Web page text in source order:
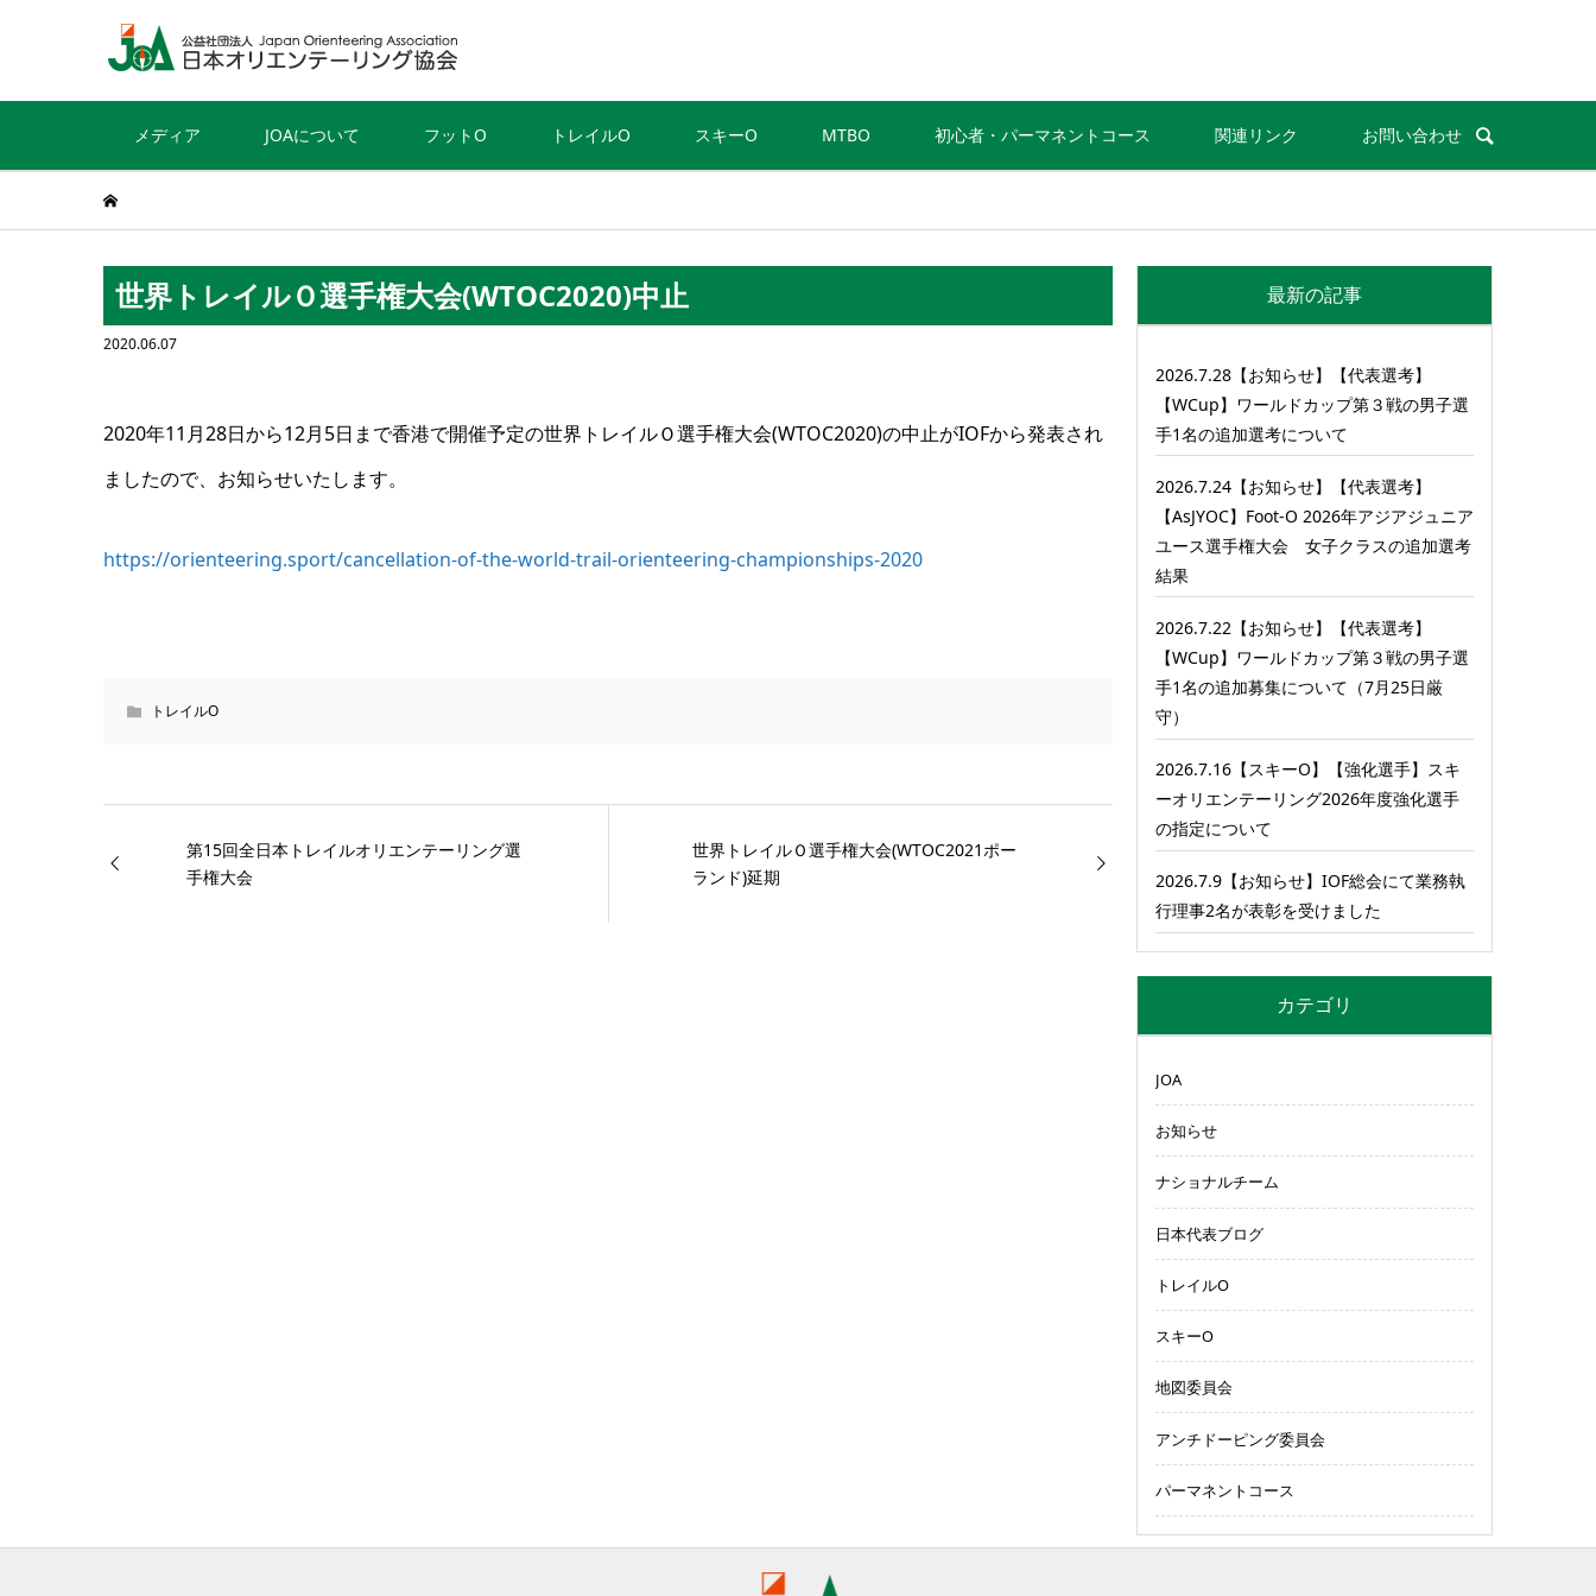
メディア JOAについて フットO トレイルO スキーO MTBO 初心者・パーマネントコース 関連リンク お問い合わせ
世界トレイルＯ選手権大会(WTOC2020)中止
2020.06.07
2020年11月28日から12月5日まで香港で開催予定の世界トレイルＯ選手権大会(WTOC2020)の中止がIOFから発表され
ましたので、お知らせいたします。
https://orienteering.sport/cancellation-of-the-world-trail-orienteering-championships-2020
トレイルO
第15回全日本トレイルオリエンテーリング選
手権大会
世界トレイルＯ選手権大会(WTOC2021ポー
ランド)延期
最新の記事
2026.7.28【お知らせ】【代表選考】
【WCup】ワールドカップ第３戦の男子選
手1名の追加選考について
2026.7.24【お知らせ】【代表選考】
【AsJYOC】Foot-O 2026年アジアジュニア
ユース選手権大会 女子クラスの追加選考
結果
2026.7.22【お知らせ】【代表選考】
【WCup】ワールドカップ第３戦の男子選
手1名の追加募集について（7月25日厳
守）
2026.7.16【スキーO】【強化選手】スキ
ーオリエンテーリング2026年度強化選手
の指定について
2026.7.9【お知らせ】IOF総会にて業務執
行理事2名が表彰を受けました
カテゴリ
JOA
お知らせ
ナショナルチーム
日本代表ブログ
トレイルO
スキーO
地図委員会
アンチドーピング委員会
パーマネントコース